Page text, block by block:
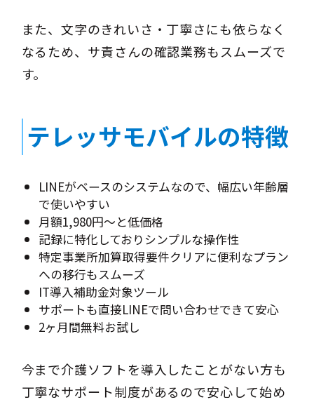
また、文字のきれいさ・丁寧さにも依らなく
なるため、サ責さんの確認業務もスムーズで
す。
テレッサモバイルの特徴
LINEがベースのシステムなので、幅広い年齢層
で使いやすい
月額1,980円～と低価格
記録に特化しておりシンプルな操作性
特定事業所加算取得要件クリアに便利なプラン
への移行もスムーズ
IT導入補助金対象ツール
サポートも直接LINEで問い合わせできて安心
2ヶ月間無料お試し
今まで介護ソフトを導入したことがない方も
丁寧なサポート制度があるので安心して始め